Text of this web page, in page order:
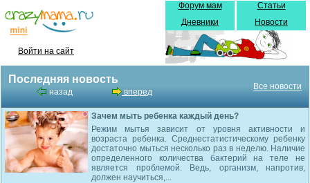
Войти на сайт
Форум мам
Дневники
Статьи
Новости
Последняя новость
назад вперед
Все новости
Зачем мыть ребенка каждый день?
Режим мытья зависит от уровня активности и
возраста ребенка. Среднестатистическому ребенку
достаточно мыться несколько раз в неделю. Наличие
определенного количества бактерий на теле не
является проблемой. Ведь, организм, напротив,
должен научиться,...